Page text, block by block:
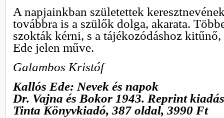
A napjainkban születettek
továbbra is a szülők dolga, akarata.
szokták kérni, s a tájékozódáshoz
Ede jelen műve.
Galambos Kristóf
Kallós Ede: Nevek és napok
Dr. Vajna és Bokor 1943. Reprint
Tinta Könyvkiadó, 387 oldal, 3990 Ft